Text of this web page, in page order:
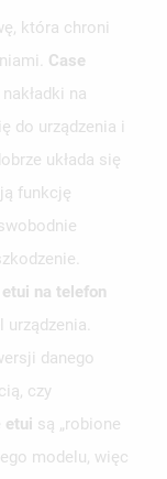
która chroni
Case
na
do urządzenia i
układa się
funkcję
etui na telefon
danego
czy
etui są „robione
modelu, więc
ŻYCZEŃ